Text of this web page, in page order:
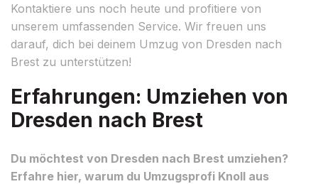
Kontaktiere uns noch heute und profitiere von
unserem umfassenden Service. Wir freuen uns
darauf, dich bei deinem Umzug von Dresden nach
Brest zu unterstützen!
Erfahrungen: Umziehen von
Dresden nach Brest
Du möchtest von Dresden nach Brest umziehen?
Erfahre hier, warum du Umzugsprofi Knoll aus